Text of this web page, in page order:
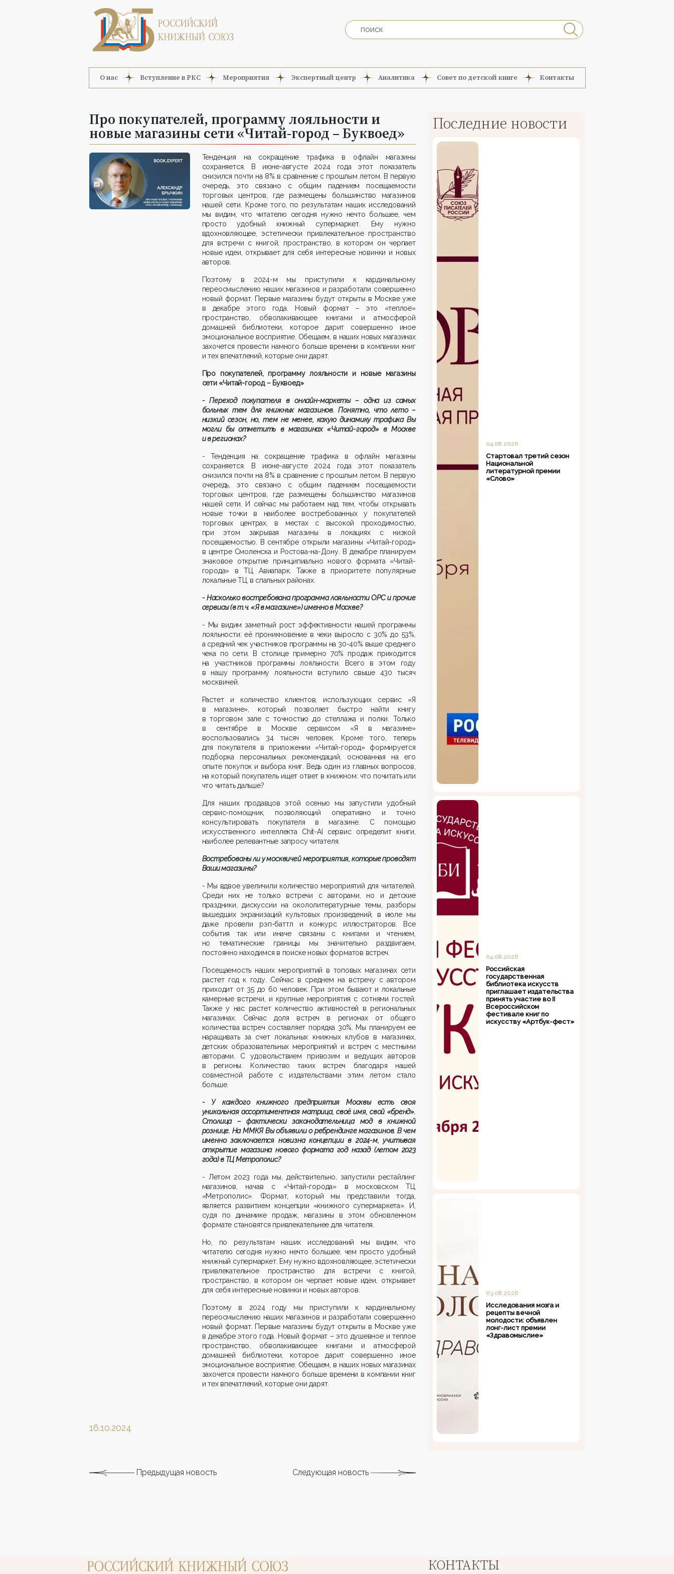
О нас Вступление в РКС Мероприятия Экспертный центр Аналитика Совет по детской книге Контакты
Про покупателей, программу лояльности и
новые магазины сети «Читай-город – Буквоед»
Тенденция на сокращение трафика в офлайн магазины
сохраняется. В июне-августе 2024 года этот показатель
снизился почти на 8% в сравнение с прошлым летом. В первую
очередь, это связано с общим падением посещаемости
торговых центров, где размещены большинство магазинов
нашей сети. Кроме того, по результатам наших исследований
мы видим, что читателю сегодня нужно нечто большее, чем
просто удобный книжный супермаркет. Ему нужно
вдохновляющее, эстетически привлекательное пространство
для встречи с книгой, пространство, в котором он черпает
новые идеи, открывает для себя интересные новинки и новых
авторов.
Поэтому в 2024-м мы приступили к кардинальному
переосмыслению наших магазинов и разработали совершенно
новый формат. Первые магазины будут открыты в Москве уже
в декабре этого года. Новый формат – это «теплое»
пространство, обволакивающее книгами и атмосферой
домашней библиотеки, которое дарит совершенно иное
эмоциональное восприятие. Обещаем, в наших новых магазинах
захочется провести намного больше времени в компании книг
и тех впечатлений, которые они дарят.
Про покупателей,программу лояльности и новые магазины
сети «Читай-город – Буквоед»
- Переход покупателя в онлайн-маркеты – одна из самых
больных тем для книжных магазинов. Понятно, что лето –
низкий сезон, но, тем не менее, какую динамику трафика Вы
могли бы отметить в магазинах «Читай-город» в Москве
и в регионах?
- Тенденция на сокращение трафика в офлайн магазины
сохраняется. В июне-августе 2024 года этот показатель
снизился почти на 8% в сравнение с прошлым летом. В первую
очередь, это связано с общим падением посещаемости
торговых центров, где размещены большинство магазинов
нашей сети. И сейчас мы работаем над тем, чтобы открывать
новые точки в наиболее востребованных у покупателей
торговых центрах, в местах с высокой проходимостью,
при этом закрывая магазины в локациях с низкой
посещаемостью. В сентябре открыли магазины «Читай-город»
в центре Смоленска и Ростова-на-Дону. В декабре планируем
знаковое открытие принципиально нового формата «Читай-
города» в ТЦ Авиапарк. Также в приоритете популярные
локальные ТЦ в спальных районах.
-Насколько востребована программа лояльности ОРС и прочие
сервисы (в т.ч. «Я в магазине») именно в Москве?
- Мы видим заметный рост эффективности нашей программы
лояльности: её проникновение в чеки выросло с 30% до 53%,
а средний чек участников программы на 30-40% выше среднего
чека по сети. В столице примерно 70% продаж приходится
на участников программы лояльности. Всего в этом году
в нашу программу лояльности вступило свыше 430 тысяч
москвичей.
Растет и количество клиентов, использующих сервис «Я
в магазине», который позволяет быстро найти книгу
в торговом зале с точностью до стеллажа и полки. Только
в сентябре в Москве сервисом «Я в магазине»
воспользовались 34 тысяч человек. Кроме того, теперь
для покупателя в приложении «Читай-город» формируется
подборка персональных рекомендаций, основанная на его
опыте покупок и выбора книг. Ведь один из главных вопросов,
на который покупатель ищет ответ в книжном: что почитать или
что читать дальше?
Для наших продавцов этой осенью мы запустили удобный
сервис-помощник, позволяющий оперативно и точно
консультировать покупателя в магазине. С помощью
искусственного интеллекта Chit-AI сервис определит книги,
наиболее релевантные запросу читателя.
Востребованы ли у москвичей мероприятия, которые проводят
Ваши магазины?
- Мы вдвое увеличили количество мероприятий для читателей.
Среди них не только встречи с авторами, но и детские
праздники, дискуссии на окололитературные темы, разборы
вышедших экранизаций культовых произведений, в июле мы
даже провели рэп-баттл и конкурс иллюстраторов. Все
события так или иначе связаны с книгами и чтением,
но тематические границы мы значительно раздвигаем,
постоянно находимся в поиске новых форматов встреч.
Посещаемость наших мероприятий в топовых магазинах сети
растет год к году. Сейчас в среднем на встречу с автором
приходит от 35 до 60 человек. При этом бывают и локальные
камерные встречи, и крупные мероприятия с сотнями гостей.
Также у нас растет количество активностей в региональных
магазинах. Сейчас доля встреч в регионах от общего
количества встреч составляет порядка 30%. Мы планируем ее
наращивать за счет локальных книжных клубов в магазинах,
детских образовательных мероприятий и встреч с местными
авторами. С удовольствием привозим и ведущих авторов
в регионы. Количество таких встреч благодаря нашей
совместной работе с издательствами этим летом стало
больше.
- У каждого книжного предприятия Москвы есть своя
уникальная ассортиментная матрица, своё имя, свой «бренд».
Столица – фактически законодательница мод в книжной
рознице. На ММКЯ Вы объявили о ребрендинге магазинов. В чем
именно заключается новизна концепции в 2024-м, учитывая
открытие магазина нового формата год назад (летом 2023
года) в ТЦ Метрополис?
- Летом 2023 года мы, действительно, запустили рестайлинг
магазинов, начав с «Читай-города» в московском ТЦ
«Метрополис». Формат, который мы представили тогда,
является развитием концепции «книжного супермаркета». И,
судя по динамике продаж, магазины в этом обновленном
формате становятся привлекательнее для читателя.
Но, по результатам наших исследований мы видим, что
читателю сегодня нужно нечто большее, чем просто удобный
книжный супермаркет. Ему нужно вдохновляющее, эстетически
привлекательное пространство для встречи с книгой,
пространство, в котором он черпает новые идеи, открывает
для себя интересные новинки и новых авторов.
Поэтому в 2024 году мы приступили к кардинальному
переосмыслению наших магазинов и разработали совершенно
новый формат. Первые магазины будут открыты в Москве уже
в декабре этого года. Новый формат – это душевное и теплое
пространство, обволакивающее книгами и атмосферой
домашней библиотеки, которое дарит совершенно иное
эмоциональное восприятие. Обещаем, в наших новых магазинах
захочется провести намного больше времени в компании книг
и тех впечатлений, которые они дарят.
16.10.2024
Предыдущая новость Следующая новость
Последние новости
04.08.2026
Стартовал третий сезон
Национальной
литературной премии
«Слово»
04.08.2026
Российская
государственная
библиотека искусств
приглашает издательства
принять участие во II
Всероссийском
фестивале книг по
искусству «Артбук-фест»
03.08.2026
Исследования мозга и
рецепты вечной
молодости: объявлен
лонг-лист премии
«Здравомыслие»
КОНТАКТЫ